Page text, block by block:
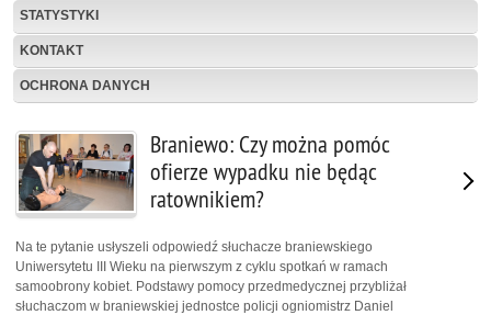
STATYSTYKI
KONTAKT
OCHRONA DANYCH
Braniewo: Czy można pomóc
ofierze wypadku nie będąc
ratownikiem?
Na te pytanie usłyszeli odpowiedź słuchacze braniewskiego
Uniwersytetu III Wieku na pierwszym z cyklu spotkań w ramach
samoobrony kobiet. Podstawy pomocy przedmedycznej przybliżał
słuchaczom w braniewskiej jednostce policji ogniomistrz Daniel